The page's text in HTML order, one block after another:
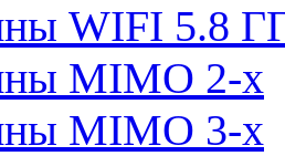
WIFI 5.8
MIMO 2-x
MIMO 3-x